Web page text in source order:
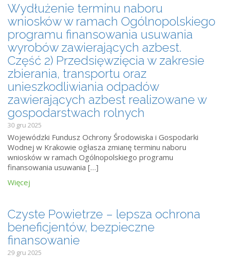
Wydłużenie terminu naboru
wniosków w ramach Ogólnopolskiego
programu finansowania usuwania
wyrobów zawierających azbest.
Część 2) Przedsięwzięcia w zakresie
zbierania, transportu oraz
unieszkodliwiania odpadów
zawierających azbest realizowane w
gospodarstwach rolnych
30 gru 2025
Wojewódzki Fundusz Ochrony Środowiska i Gospodarki
Wodnej w Krakowie ogłasza zmianę terminu naboru
wniosków w ramach Ogólnopolskiego programu
finansowania usuwania […]
Więcej
Czyste Powietrze – lepsza ochrona
beneficjentów, bezpieczne
finansowanie
29 gru 2025